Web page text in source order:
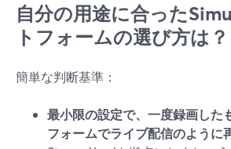
自分の用途に合った
トフォームの選び方は？
簡単な判断基準：
最小限の設定で、一度録画した
フォームでライブ配信のように